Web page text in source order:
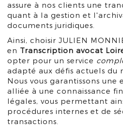
assure à nos clients une
quant à la gestion et
documents juridiques.
Ainsi, choisir JULIEN
en Transcription avocat
opter pour un service
adapté aux défis actuels du
Nous vous garantissons une
alliée à une connaissance
légales, vous permettant
procédures internes et de
transactions.